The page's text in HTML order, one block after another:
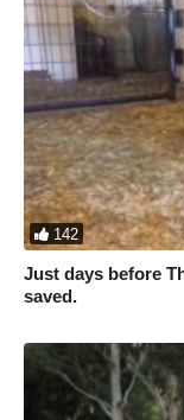
142
Just days before
saved.